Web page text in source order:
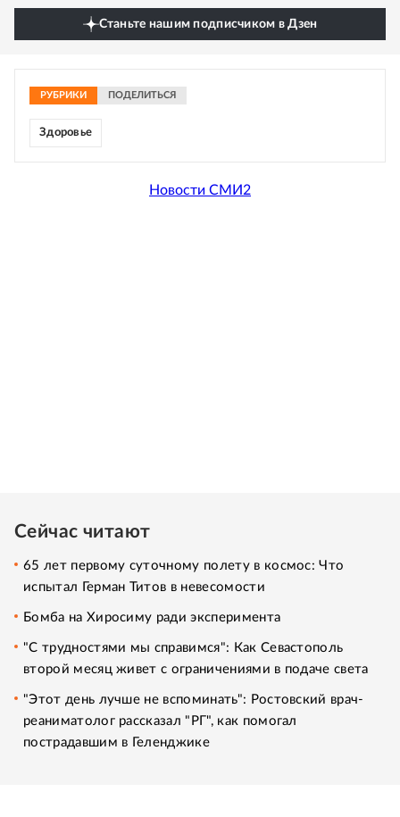
Станьте нашим подписчиком в Дзен
РУБРИКИ ПОДЕЛИТЬСЯ
Здоровье
Новости СМИ2
Сейчас читают
65 лет первому суточному полету в космос: Что
испытал Герман Титов в невесомости
Бомба на Хиросиму ради эксперимента
"С трудностями мы справимся": Как Севастополь
второй месяц живет с ограничениями в подаче света
"Этот день лучше не вспоминать": Ростовский врач-
реаниматолог рассказал "РГ", как помогал
пострадавшим в Геленджике